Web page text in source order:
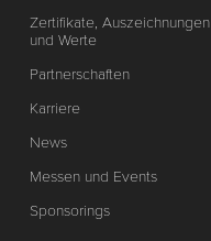
Zertifikate, Auszeichnungen
und Werte
Partnerschaften
Karriere
News
Messen und Events
Sponsorings